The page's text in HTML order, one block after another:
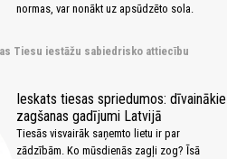
normas, var nonākt uz apsūdzēto sola.
Tiesu iestāžu sabiedrisko attiecību
Ieskats tiesas spriedumos: dīvainākie
zagšanas gadījumi Latvijā
Tiesās visvairāk saņemto lietu ir par
zādzībām. Ko mūsdienās zagļi zog? Īsā